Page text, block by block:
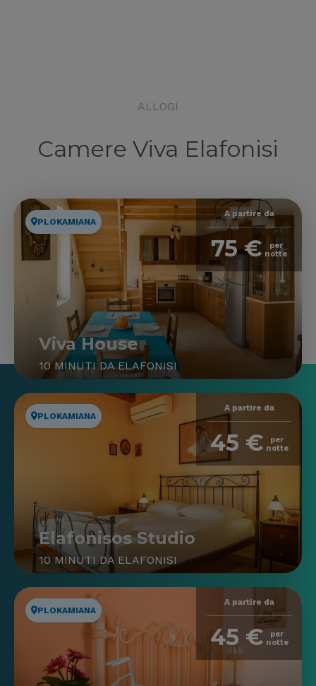
ALLOGI
Camere Viva Elafonisi
A partire da
75 €
per
notte
Viva House
PLOKAMIANA
10 MINUTI DA ELAFONISI
A partire da
45 €
per
notte
Elafonisos Studio
PLOKAMIANA
10 MINUTI DA ELAFONISI
A partire da
45 €
per
notte
PLOKAMIANA